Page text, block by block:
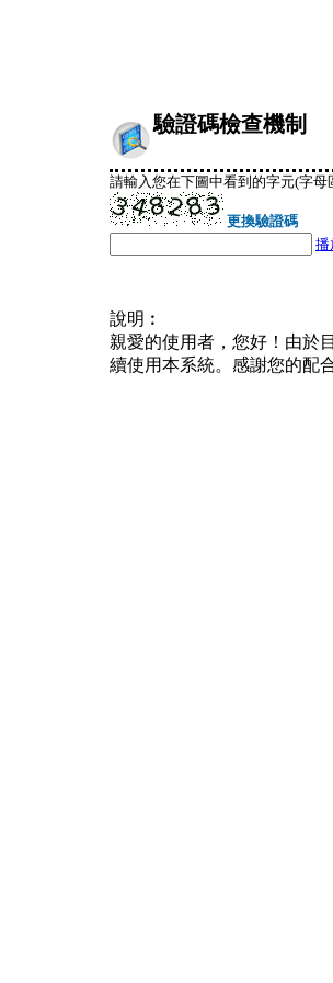
驗證碼檢查機制
請輸入您在下圖中看到的字元(字母
更換驗證碼
播
說明︰
親愛的使用者，您好！由於
續使用本系統。感謝您的配合